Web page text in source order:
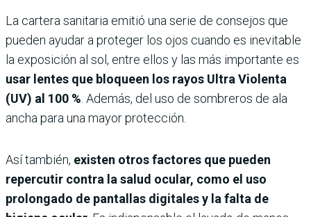
La cartera sanitaria emitió una serie de consejos que
pueden ayudar a proteger los ojos cuando es inevitable
la exposición al sol, entre ellos y las más importante es
usar lentes que bloqueen los rayos Ultra Violenta
(UV) al 100 % . Además, del uso de sombreros de ala
ancha para una mayor protección.
Así también, existen otros factores que pueden
repercutir contra la salud ocular, como el uso
prolongado de pantallas digitales y la falta de